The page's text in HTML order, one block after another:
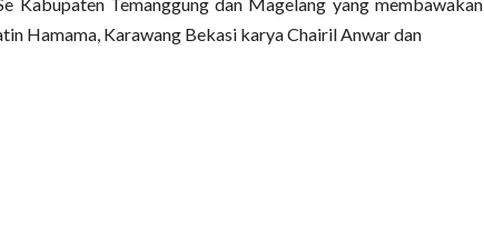
Hamama, Karawang Bekasi karya Chairil Anwar dan